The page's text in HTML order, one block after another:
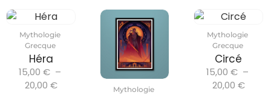
Mythologie
Grecque
Héra
15,00 € –
20,00 €
Mythologie
Mythologie
Grecque
Circé
15,00 € –
20,00 €